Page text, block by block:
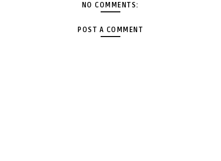
NO COMMENTS:
POST A COMMENT